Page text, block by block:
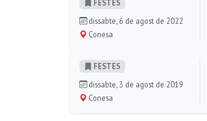
FESTES
dissabte, 6 de agost de 2022
Conesa
FESTES
dissabte, 3 de agost de 2019
Conesa